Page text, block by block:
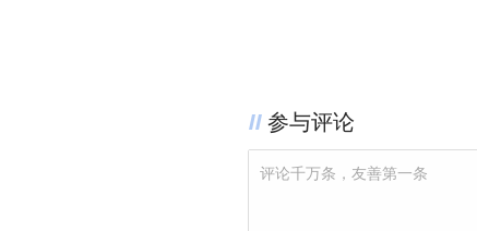
参与评论
评论千万条，友善第一条